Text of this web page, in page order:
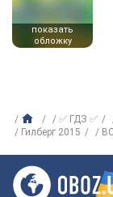
показать
обложку
✅ ГДЗ ✅
Гилберг 2015